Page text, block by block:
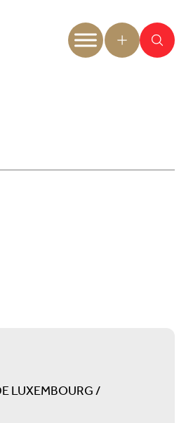
LUXEMBOURG /